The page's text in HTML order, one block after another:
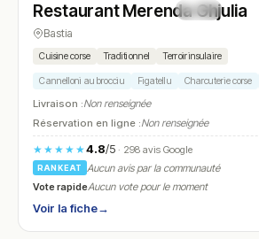
N° 11
Restaurant Merenda Ghjulia
Bastia
Cuisine corse Traditionnel Terroir insulaire
Cannelloni au brocciu Figatellu Charcuterie corse
Livraison :Non renseignée
Réservation en ligne :Non renseignée
★★★★★4.8/5· 298 avis Google
RANKEAT
Aucun avis par la communauté
Vote rapideAucun vote pour le moment
Voir la fiche→